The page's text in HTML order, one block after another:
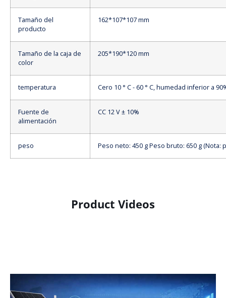
Tamaño del
producto
162*107*107 mm
Tamaño de la caja de
color
205*190*120 mm
temperatura Cero 10 ° C - 60 ° C, humedad inferior a
Fuente de
alimentación
CC 12 V ± 10%
peso Peso neto: 450 g Peso bruto: 650 g (Nota:
Product Videos